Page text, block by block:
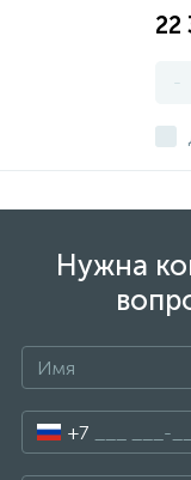
22
-
Нужна
+7